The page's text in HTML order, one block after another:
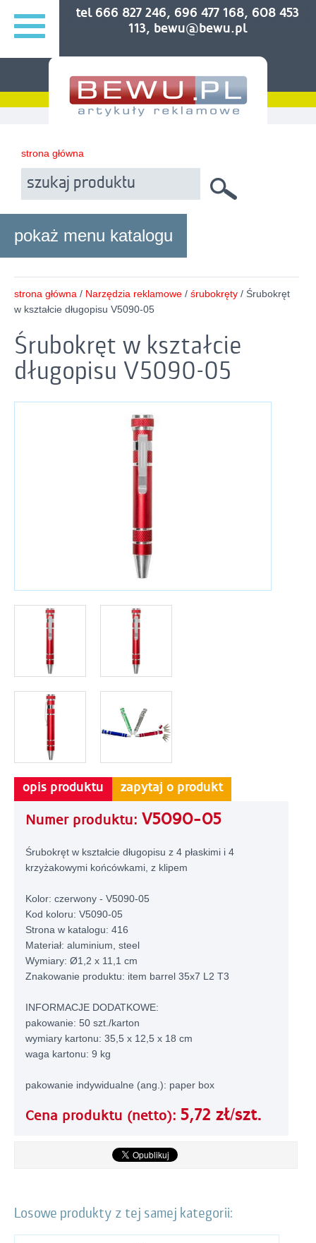
tel 666 827 246, 696 477 168, 608 453
113, bewu@bewu.pl
strona główna
pokaż menu katalogu
strona główna / Narzędzia reklamowe / śrubokręty / Śrubokręt
w kształcie długopisu V5090-05
Śrubokręt w kształcie
długopisu V5090-05
opis produktu zapytaj o produkt
Numer produktu: V5090-05
Śrubokręt w kształcie długopisu z 4 płaskimi i 4
krzyżakowymi końcówkami, z klipem
Kolor: czerwony - V5090-05
Kod koloru: V5090-05
Strona w katalogu: 416
Materiał: aluminium, steel
Wymiary: Ø1,2 x 11,1 cm
Znakowanie produktu: item barrel 35x7 L2 T3
INFORMACJE DODATKOWE:
pakowanie: 50 szt./karton
wymiary kartonu: 35,5 x 12,5 x 18 cm
waga kartonu: 9 kg
pakowanie indywidualne (ang.): paper box
Cena produktu (netto): 5,72 zł/szt.
Losowe produkty z tej samej kategorii: